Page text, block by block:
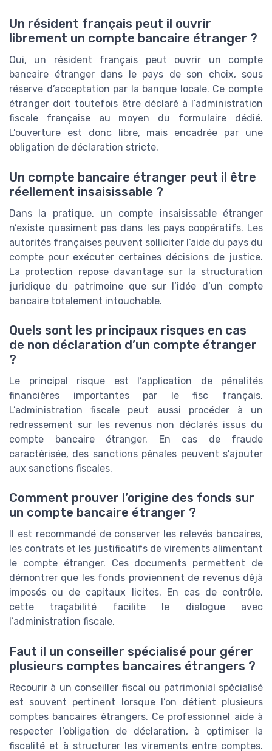
Un résident français peut il ouvrir
librement un compte bancaire étranger ?
Oui, un résident français peut ouvrir un compte
bancaire étranger dans le pays de son choix, sous
réserve d’acceptation par la banque locale. Ce compte
étranger doit toutefois être déclaré à l’administration
fiscale française au moyen du formulaire dédié.
L’ouverture est donc libre, mais encadrée par une
obligation de déclaration stricte.
Un compte bancaire étranger peut il être
réellement insaisissable ?
Dans la pratique, un compte insaisissable étranger
n’existe quasiment pas dans les pays coopératifs. Les
autorités françaises peuvent solliciter l’aide du pays du
compte pour exécuter certaines décisions de justice.
La protection repose davantage sur la structuration
juridique du patrimoine que sur l’idée d’un compte
bancaire totalement intouchable.
Quels sont les principaux risques en cas
de non déclaration d’un compte étranger
?
Le principal risque est l’application de pénalités
financières importantes par le fisc français.
L’administration fiscale peut aussi procéder à un
redressement sur les revenus non déclarés issus du
compte bancaire étranger. En cas de fraude
caractérisée, des sanctions pénales peuvent s’ajouter
aux sanctions fiscales.
Comment prouver l’origine des fonds sur
un compte bancaire étranger ?
Il est recommandé de conserver les relevés bancaires,
les contrats et les justificatifs de virements alimentant
le compte étranger. Ces documents permettent de
démontrer que les fonds proviennent de revenus déjà
imposés ou de capitaux licites. En cas de contrôle,
cette traçabilité facilite le dialogue avec
l’administration fiscale.
Faut il un conseiller spécialisé pour gérer
plusieurs comptes bancaires étrangers ?
Recourir à un conseiller fiscal ou patrimonial spécialisé
est souvent pertinent lorsque l’on détient plusieurs
comptes bancaires étrangers. Ce professionnel aide à
respecter l’obligation de déclaration, à optimiser la
fiscalité et à structurer les virements entre comptes.